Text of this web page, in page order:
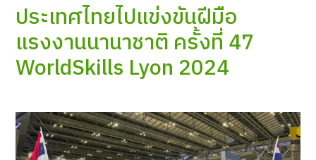
ประเทศไทยไปแข่งขันฝีมือ
แรงงานนานาชาติ ครั้งที่ 47
WorldSkills Lyon 2024